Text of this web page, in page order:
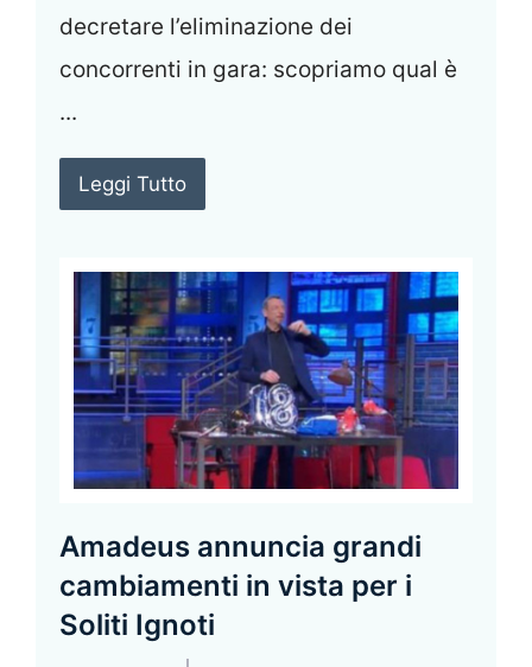
decretare l’eliminazione dei
concorrenti in gara: scopriamo qual è
...
Leggi Tutto
Amadeus annuncia grandi
cambiamenti in vista per i
Soliti Ignoti